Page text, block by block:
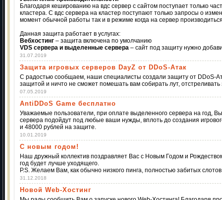
Благодаря кешированию на вдс сервер с сайтом поступает только
кластера. С вдс сервера на кластер поступают только запросы о
момент обычной работы так и в режиме когда на сервер
Данная защита работает в услугах:
Вебхостинг – защита включена по умолчанию
VDS сервера и выделенные сервера – сайт под защиту нужно
31.07.2019
Защита игровых серверов DayZ от DDoS-Атак
С радостью сообщаем, наши специалисты создали защиту от DDoS-
защитой и ничто не сможет помешать вам собирать лут, отстреливать
07.05.2019
AntiDDoS Game бесплатно
Уважаемые пользователи, при оплате выделенного сервера на год,
сервера подойдут под любые ваши нужды, вплоть до создания
и 48000 рублей на защите.
10.01.2019
С новым годом!
Наш дружный коллектив поздравляет Вас с Новым Годом и
год будет лучше уходящего.
P.S. Желаем Вам, как обычно низкого пинга, полностью забитых
31.12.2018
Новой Web-Хостинг